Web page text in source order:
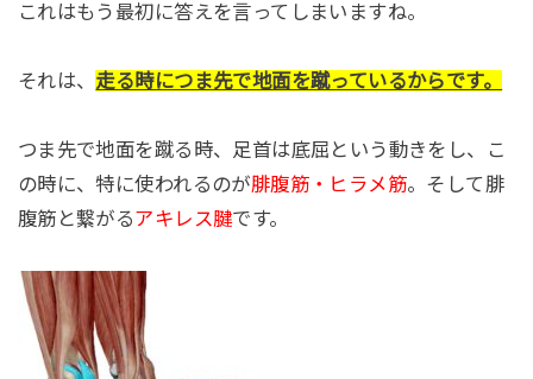
これはもう最初に答えを言ってしまいますね。
それは、 走る時につま先で地面を蹴っているからです。
つま先で地面を蹴る時、足首は底屈という動きをし、こ
の時に、特に使われるのが腓腹筋・ヒラメ筋。そして腓
腹筋と繋がるアキレス腱です。